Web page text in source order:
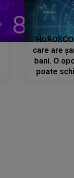
care are
bani. O
poate